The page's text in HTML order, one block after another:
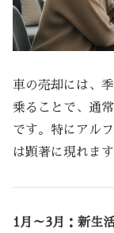
車の売却には、
乗ることで、通
です。特にアル
は顕著に現れます
1月～3月：新生